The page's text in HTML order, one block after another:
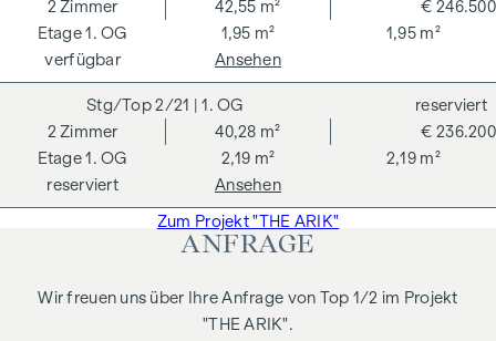
Anlagepotenzial
Eine effiziente Grundrisslösung, moderne Neubauqualität
und eine gefragte Wohnlage machen diese Wohnung zu
einer besonders interessanten Option für Anleger. Die
Raumaufteilung bietet beste Voraussetzungen für eine
langfristige Vermietbarkeit.
Die Kombination aus ruhiger Innenhoflage, unmittelbarer
Parknähe und sehr guter öffentlicher Anbindung sorgt für
eine hohe Wohnqualität und macht diese Wohnung sowohl
Highlights der Wohnung:
1. OG
2 Zimmer
42,55 m²
1,95 m²
1,95 m²
€ 246.500
verfügbar Ansehen
2/21 | 1. OG
1. OG
2 Zimmer
40,28 m²
2,19 m²
2,19 m²
€ 236.200
reserviert
reserviert
Ansehen
Zum Projekt "THE ARIK"
ANFRAGE
Wir freuen uns über Ihre Anfrage von Top 1/2 im Projekt
"THE ARIK".